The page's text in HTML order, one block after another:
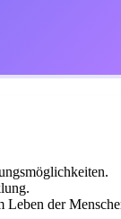
Leben der